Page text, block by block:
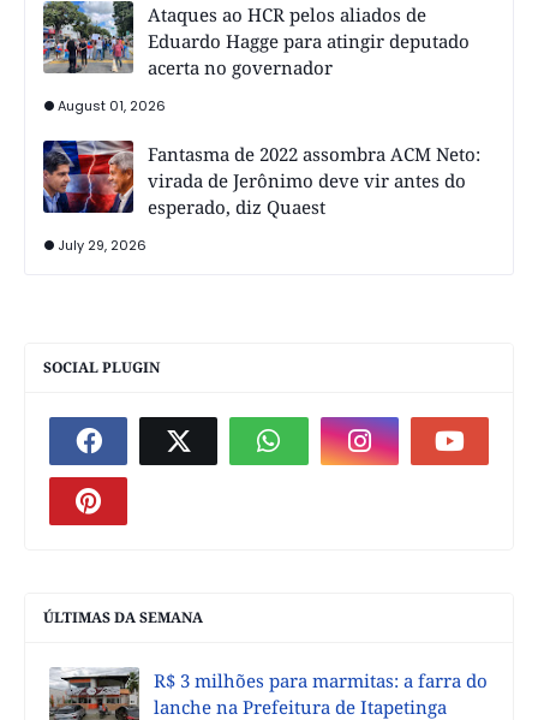
Ataques ao HCR pelos aliados de
Eduardo Hagge para atingir deputado
acerta no governador
August 01, 2026
Fantasma de 2022 assombra ACM Neto:
virada de Jerônimo deve vir antes do
esperado, diz Quaest
July 29, 2026
SOCIAL PLUGIN
ÚLTIMAS DA SEMANA
R$ 3 milhões para marmitas: a farra do
lanche na Prefeitura de Itapetinga